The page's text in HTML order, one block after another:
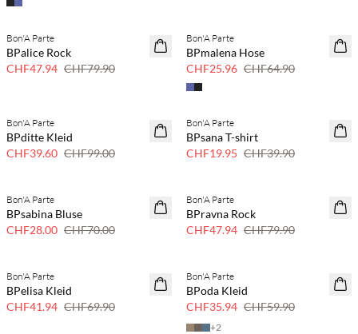
40 % Rabatt
Bon'A Parte
BPalice Rock
CHF47.94 CHF79.90
SAVE20
Bon'A Parte
BPmalena Hose
CHF25.96 CHF64.90
SAVE20
Bon'A Parte
BPditte Kleid
CHF39.60 CHF99.00
50 % Rabatt
Bon'A Parte
BPsana T-shirt
CHF19.95 CHF39.90
60% Rabatt
Bon'A Parte
BPsabina Bluse
CHF28.00 CHF70.00
40 % Rabatt
Bon'A Parte
BPravna Rock
CHF47.94 CHF79.90
40 % Rabatt
Bon'A Parte
BPelisa Kleid
CHF41.94 CHF69.90
40 % Rabatt
Bon'A Parte
BPoda Kleid
CHF35.94 CHF59.90
+2